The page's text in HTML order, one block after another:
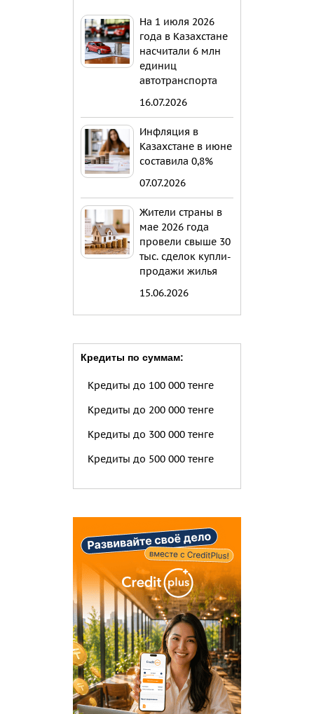
На 1 июля 2026
года в Казахстане
насчитали 6 млн
единиц
автотранспорта
16.07.2026
Инфляция в
Казахстане в июне
составила 0,8%
07.07.2026
Жители страны в
мае 2026 года
провели свыше 30
тыс. сделок купли-
продажи жилья
15.06.2026
Кредиты по суммам:
Кредиты до 100 000 тенге
Кредиты до 200 000 тенге
Кредиты до 300 000 тенге
Кредиты до 500 000 тенге